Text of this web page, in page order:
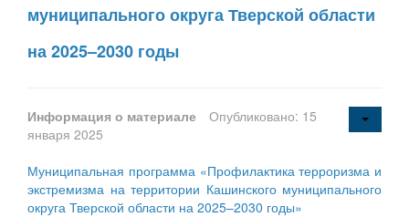
муниципального округа Тверской области
на 2025–2030 годы
Информация о материале
Опубликовано: 15
января 2025
Муниципальная программа «Профилактика терроризма и
экстремизма на территории Кашинского муниципального
округа Тверской области на 2025–2030 годы»